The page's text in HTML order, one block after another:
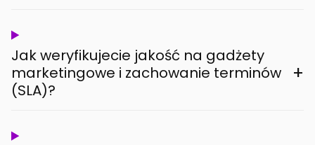
Jak weryfikujecie jakość na gadżety
marketingowe i zachowanie terminów
(SLA)?
+